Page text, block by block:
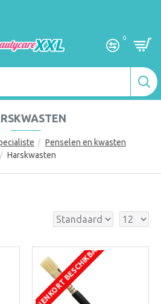
0
Penselen en kwasten
Harskwasten
BINNENKORT BESCHIKBAAR